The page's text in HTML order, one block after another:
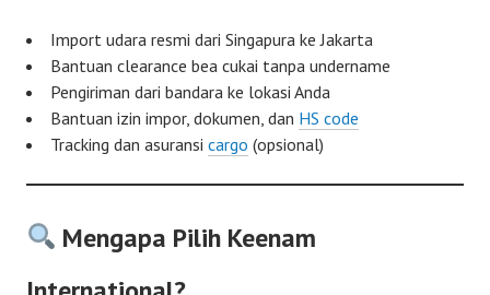
Import udara resmi dari Singapura ke Jakarta
Bantuan clearance bea cukai tanpa undername
Pengiriman dari bandara ke lokasi Anda
Bantuan izin impor, dokumen, dan HS code
Tracking dan asuransi cargo (opsional)
Mengapa Pilih Keenam